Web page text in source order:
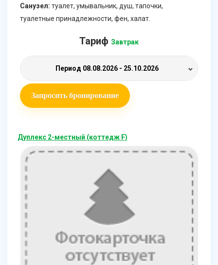
Санузел: туалет, умывальник, душ, тапочки,
туалетные принадлежности, фен, халат.
Тариф Завтрак
Период 08.08.2026 - 25.10.2026
Запросить бронирование
Дуплекс 2-местный (коттедж F)